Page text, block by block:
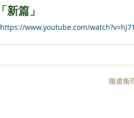
「新篇」
https://www.youtube.com/
循道衞